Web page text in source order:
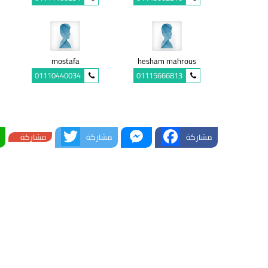
hesham mahrous
01115666813
mostafa
01110440034
مشاركة Facebook
Messenger
مشاركة Twitterمشاركة